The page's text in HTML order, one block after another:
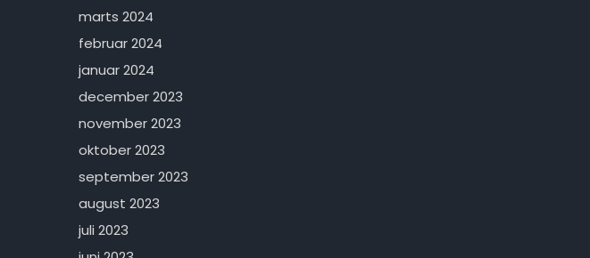
marts 2024
februar 2024
januar 2024
december 2023
november 2023
oktober 2023
september 2023
august 2023
juli 2023